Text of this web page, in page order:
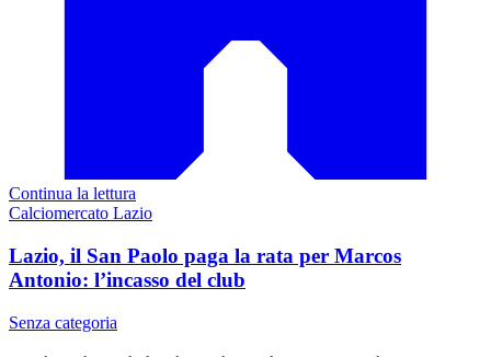
Continua la lettura
Calciomercato Lazio
Lazio, il San Paolo paga la rata per Marcos
Antonio: l’incasso del club
Senza categoria